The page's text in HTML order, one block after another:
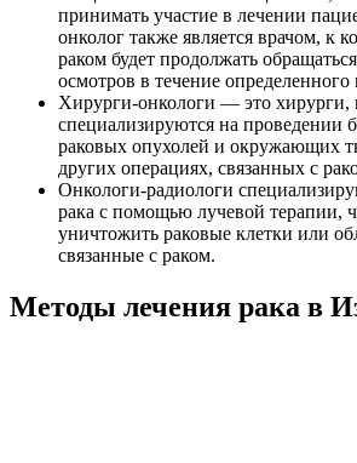
принимать участие в лечении
онколог также является врачом, к
раком будет продолжать
осмотров в течение определенного
Хирурги-онкологи — это хирурги,
специализируются на проведении
раковых опухолей и окружающих
других операциях, связанных с
Онкологи-радиологи
рака с помощью лучевой терапии,
уничтожить раковые клетки или
связанные с раком.
Методы лечения рака в